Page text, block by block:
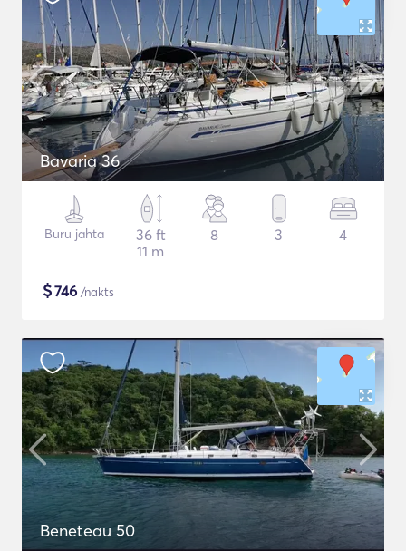
Bavaria 36
Buru jahta
36 ft
11 m
8 3 4
$746 /nakts
Beneteau 50